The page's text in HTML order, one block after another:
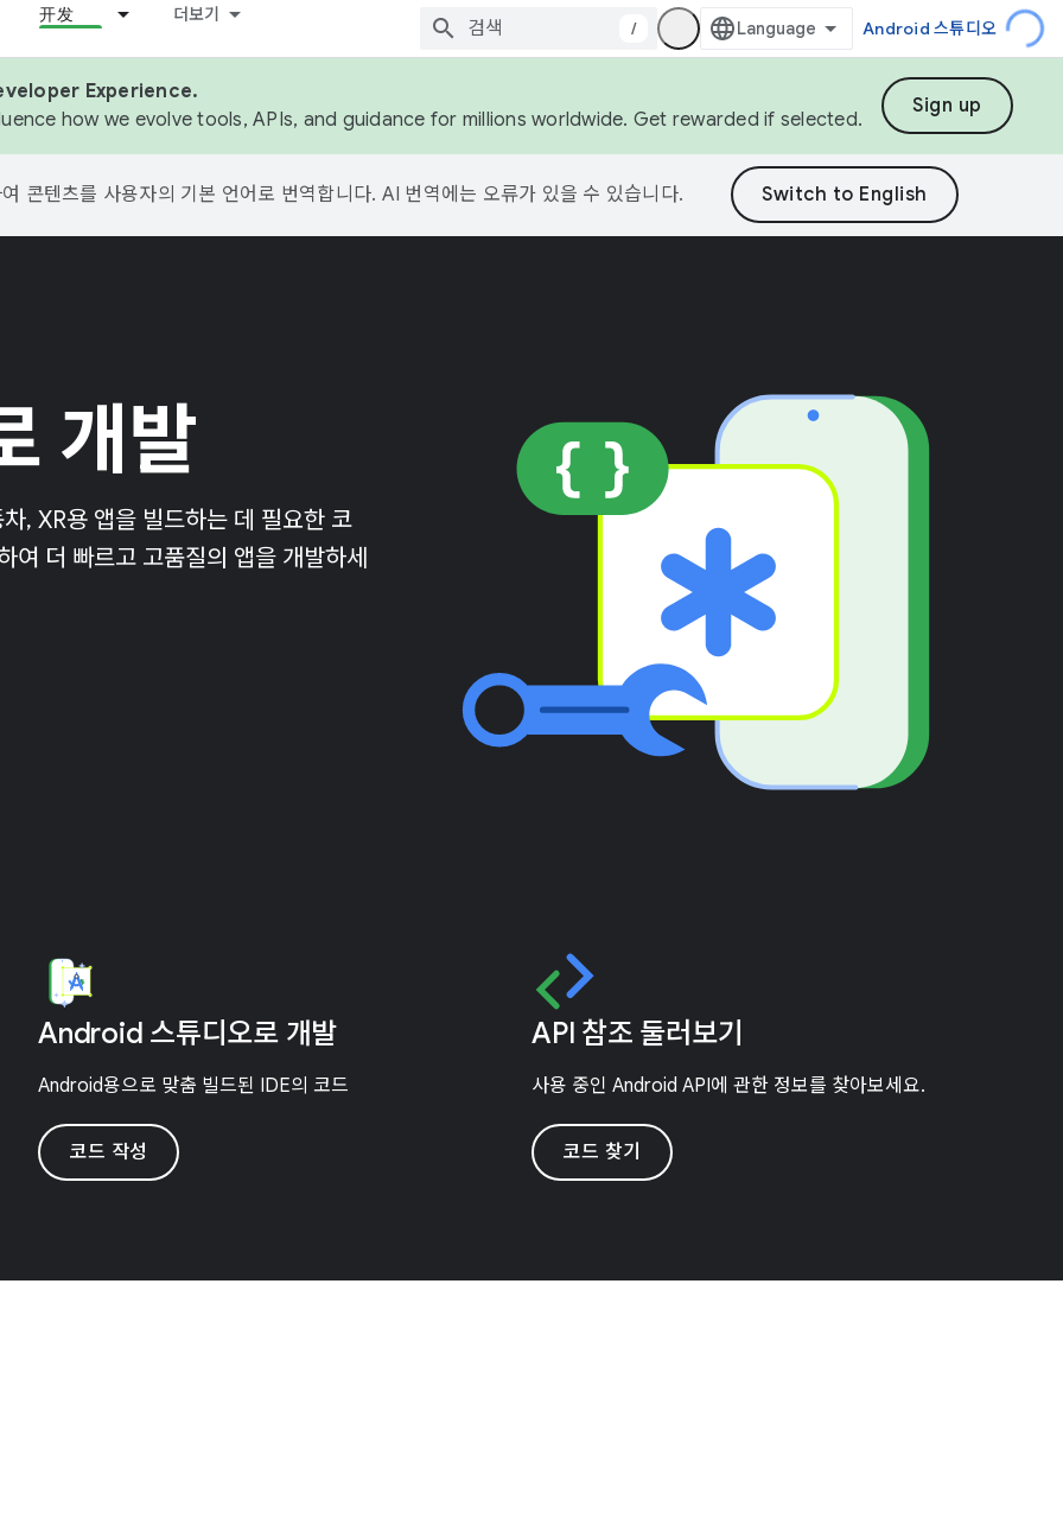
开发 더보기
/ Android 스튜디오
Experience.
how we evolve tools, APIs, and guidance for millions worldwide. Get rewarded if selected.
Sign up
콘텐츠를 사용자의 기본 언어로 번역합니다. AI 번역에는 오류가 있을 수 있습니다.
개발
, XR용 앱을 빌드하는 데 필요한 코
여 더 빠르고 고품질의 앱을 개발하세
Android 스튜디오로 개발
Android용으로 맞춤 빌드된 IDE의 코드
코드 작성
API 참조 둘러보기
사용 중인 Android API에 관한 정보를 찾아보세요.
코드 찾기